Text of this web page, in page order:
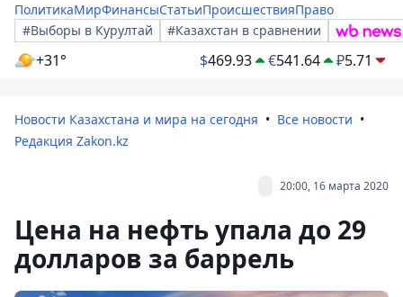
ПолитикаМирФинансыСтатьиПроисшествияПраво
#Выборы в Курултай
#Казахстан в сравнении
+31° $469.93 €541.64 ₽5.71
Новости Казахстана и мира на сегодня
Все новости
Редакция Zakon.kz
20:00, 16 марта 2020
Цена на нефть упала до 29
долларов за баррель